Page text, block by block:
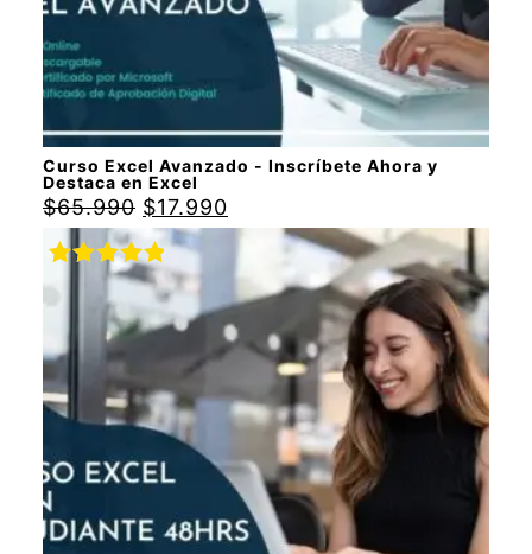
Curso Excel Avanzado - Inscríbete Ahora y
Destaca en Excel
$65.990 $17.990
Valorado
con
5.00de